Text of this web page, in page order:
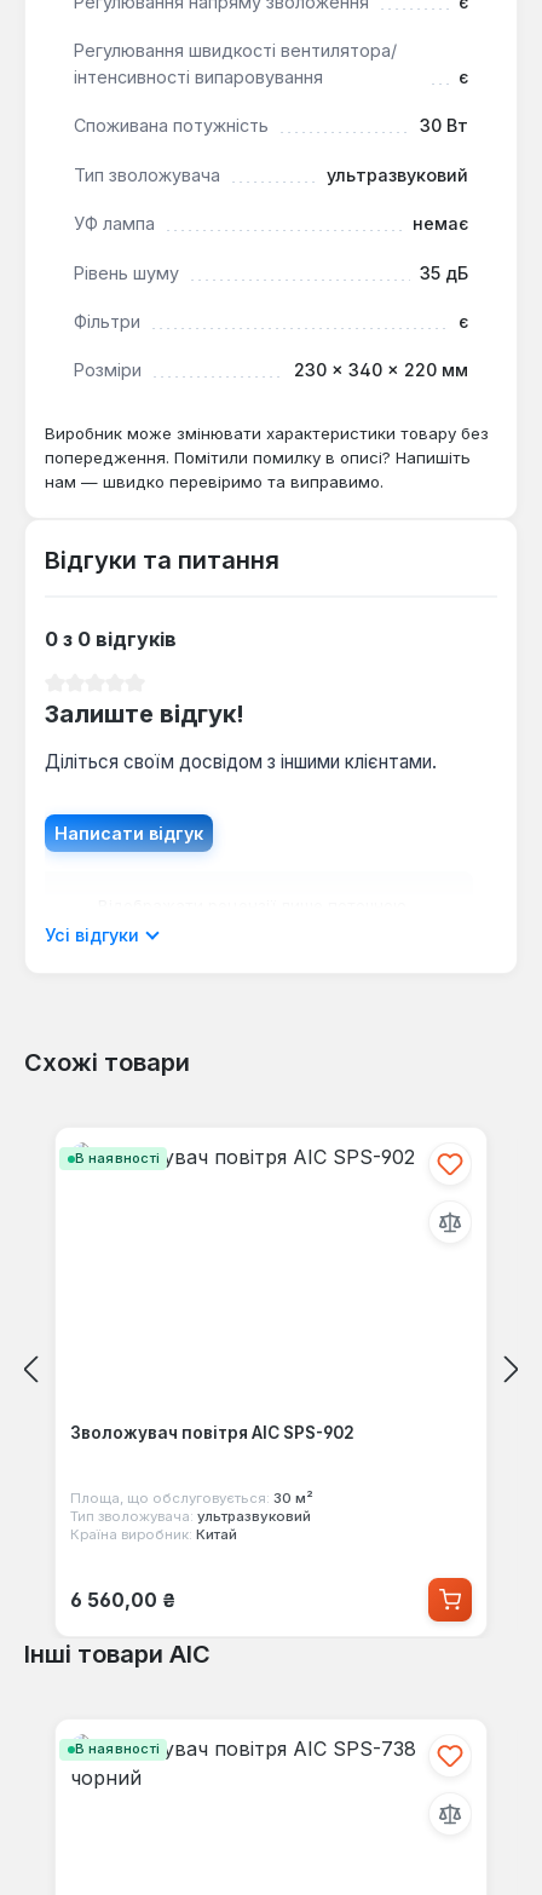
повітря стає сухим, що може негативно впливати
на дихальні шляхи та стан шкіри. Прилад підходить
для користувачів, які цінують автоматизацію, тиху
роботу та можливість точного контролю
мікроклімату. Гарантія на пристрій становить 1 рік.
Регулювання швидкості вентилятора/
інтенсивності випаровування
є
Споживана потужність 30 Вт
Тип зволожувача ультразвуковий
УФ лампа немає
Рівень шуму 35 дБ
Фільтри є
Розміри 230 × 340 × 220 мм
Виробник може змінювати характеристики товару без
попередження. Помітили помилку в описі? Напишіть
нам — швидко перевіримо та виправимо.
Відгуки та питання
0 з 0 відгуків
Залиште відгук!
Діліться своїм досвідом з іншими клієнтами.
Написати відгук
мовою.
Відгуків не знайдено. Поділіться
Усі відгуки
Схожі товари
В наявності
Зволожувач повітря AIC SPS-902
Площа, що обслуговується: 30 м²
Тип зволожувача: ультразвуковий
Країна виробник: Китай
Звичайна ціна:
6 560,00 ₴
Інші товари AIC
В наявності